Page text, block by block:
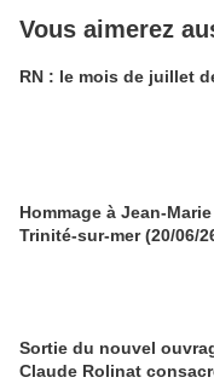
Vous aimerez
RN : le mois de juillet
Hommage à Jean-
Trinité-sur-mer (20/06/
Sortie du nouvel
Claude Rolinat